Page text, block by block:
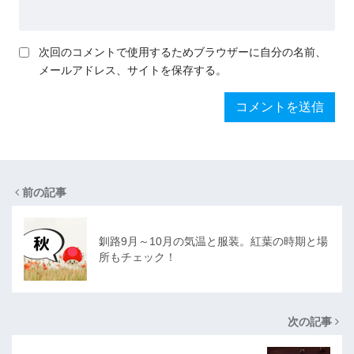
次回のコメントで使用するためブラウザーに自分の名前、
メールアドレス、サイトを保存する。
前の記事
釧路9月～10月の気温と服装。紅葉の時期と場
所もチェック！
次の記事